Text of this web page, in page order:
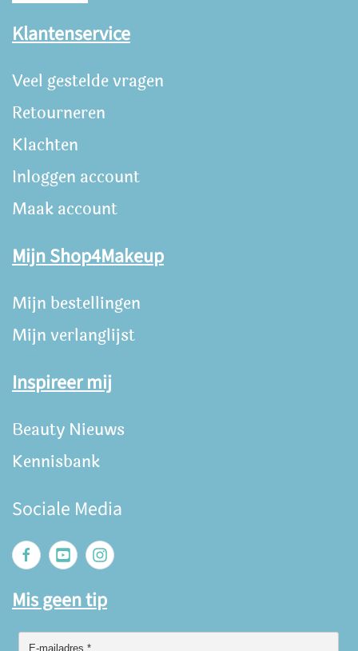
Klantenservice
Veel gestelde vragen
Retourneren
Klachten
Inloggen account
Maak account
Mijn Shop4Makeup
Mijn bestellingen
Mijn verlanglijst
Inspireer mij
Beauty Nieuws
Kennisbank
Sociale Media
Mis geen tip